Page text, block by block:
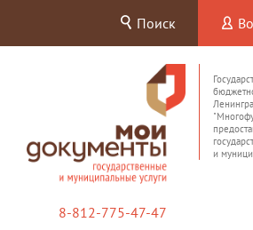
Поиск
и
8-812-775-47-47